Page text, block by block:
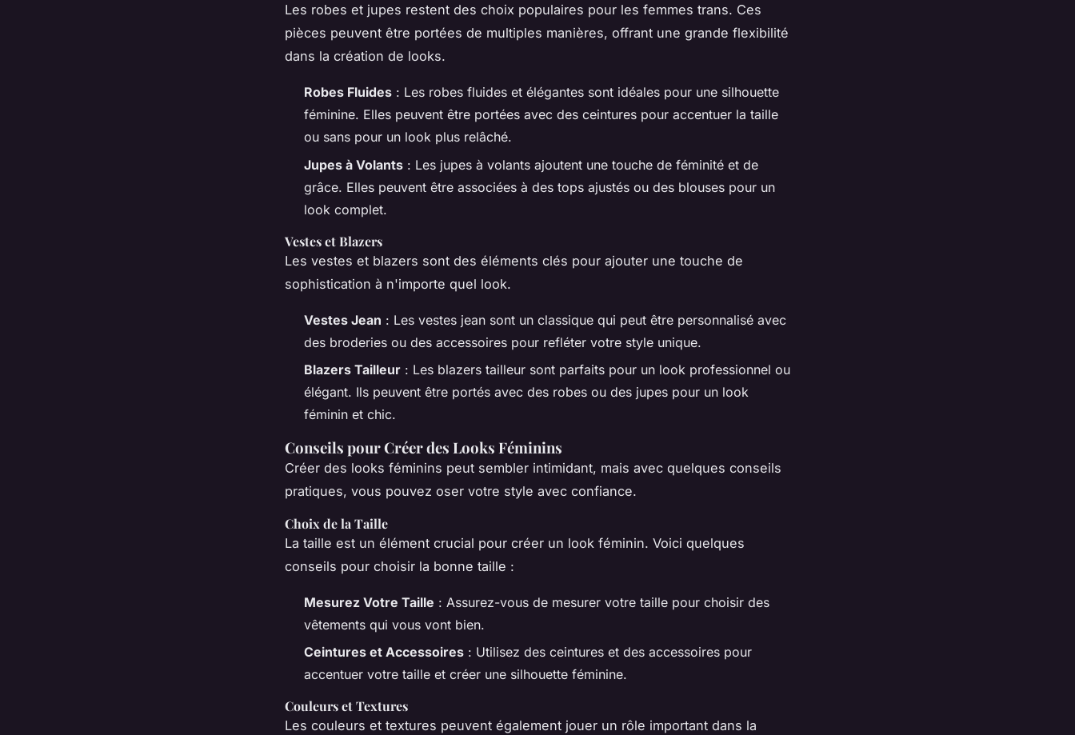
Les robes et jupes restent des choix populaires pour les femmes trans. Ces
pièces peuvent être portées de multiples manières, offrant une grande flexibilité
dans la création de looks.
Robes Fluides : Les robes fluides et élégantes sont idéales pour une silhouette
féminine. Elles peuvent être portées avec des ceintures pour accentuer la taille
ou sans pour un look plus relâché.
Jupes à Volants : Les jupes à volants ajoutent une touche de féminité et de
grâce. Elles peuvent être associées à des tops ajustés ou des blouses pour un
look complet.
Vestes et Blazers
Les vestes et blazers sont des éléments clés pour ajouter une touche de
sophistication à n'importe quel look.
Vestes Jean : Les vestes jean sont un classique qui peut être personnalisé avec
des broderies ou des accessoires pour refléter votre style unique.
Blazers Tailleur : Les blazers tailleur sont parfaits pour un look professionnel ou
élégant. Ils peuvent être portés avec des robes ou des jupes pour un look
féminin et chic.
Conseils pour Créer des Looks Féminins
Créer des looks féminins peut sembler intimidant, mais avec quelques conseils
pratiques, vous pouvez oser votre style avec confiance.
Choix de la Taille
La taille est un élément crucial pour créer un look féminin. Voici quelques
conseils pour choisir la bonne taille :
Mesurez Votre Taille : Assurez-vous de mesurer votre taille pour choisir des
vêtements qui vous vont bien.
Ceintures et Accessoires : Utilisez des ceintures et des accessoires pour
accentuer votre taille et créer une silhouette féminine.
Couleurs et Textures
Les couleurs et textures peuvent également jouer un rôle important dans la